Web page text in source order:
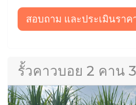
สอบถาม และประเมินราค
รั้วคาวบอย 2 คาน